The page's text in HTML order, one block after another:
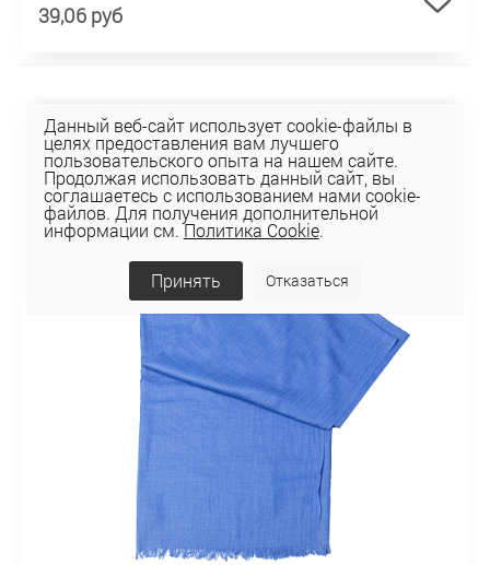
39,06 руб
Данный веб-сайт использует cookie-файлы в
целях предоставления вам лучшего
пользовательского опыта на нашем сайте.
Продолжая использовать данный сайт, вы
соглашаетесь с использованием нами cookie-
файлов. Для получения дополнительной
информации см.Политика Cookie.
Принять Отказаться